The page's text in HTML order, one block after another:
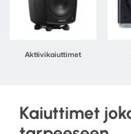
Aktiivi­kaiuttimet
Kaiuttimet